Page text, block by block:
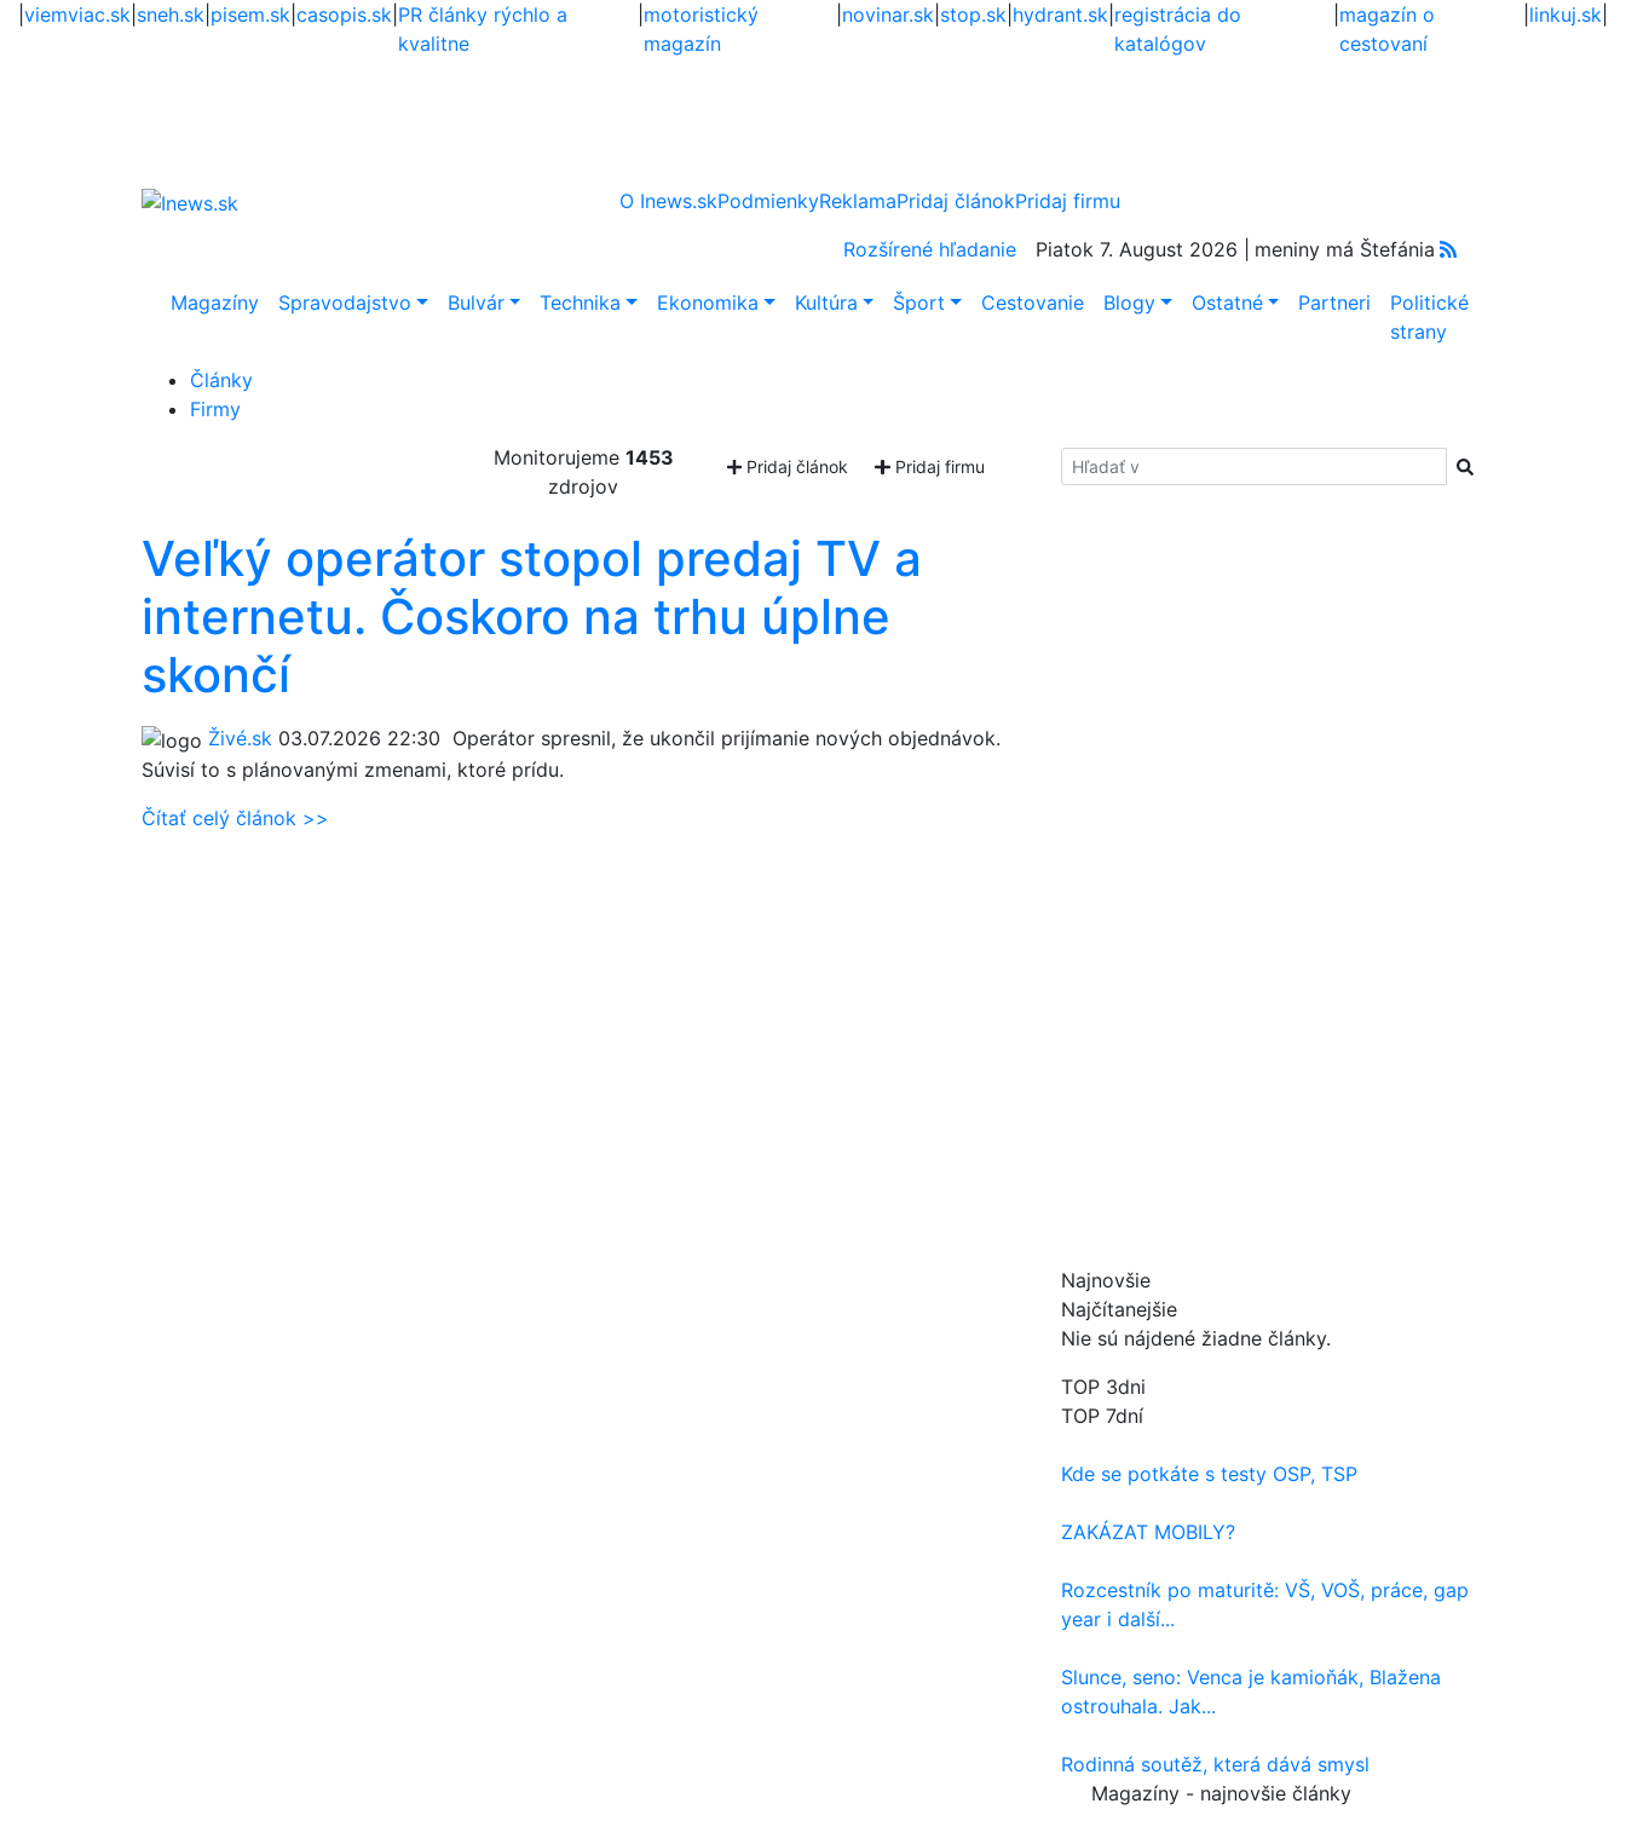
viemviac.sk sneh.sk pisem.sk casopis.sk PR články rýchlo a
kvalitne
motoristický
magazín
novinar.sk stop.sk hydrant.sk registrácia do
katalógov
magazín o
cestovaní
linkuj.sk|
O Inews.skPodmienkyReklamaPridaj článokPridaj firmu
Rozšírené hľadanie
Piatok 7. August 2026 | meniny má Štefánia
Magazíny Spravodajstvo Bulvár Technika Ekonomika Kultúra Šport Cestovanie Blogy Ostatné Partneri
Politické
strany
Články
Firmy
Monitorujeme 1453
zdrojov
Pridaj článok Pridaj firmu Hladať
Veľký operátor stopol predaj TV a
internetu. Čoskoro na trhu úplne
skončí
Živé.sk 03.07.2026 22:30 Operátor spresnil, že ukončil prijímanie nových objednávok.
Súvisí to s plánovanými zmenami, ktoré prídu.
Čítať celý článok >>
Najnovšie
Najčítanejšie
Nie sú nájdené žiadne články.
TOP 3dni
TOP 7dní
Kde se potkáte s testy OSP, TSP
ZAKÁZAT MOBILY?
Rozcestník po maturitě: VŠ, VOŠ, práce, gap
year i další...
Slunce, seno: Venca je kamioňák, Blažena
ostrouhala. Jak...
Rodinná soutěž, která dává smysl
Magazíny - najnovšie články